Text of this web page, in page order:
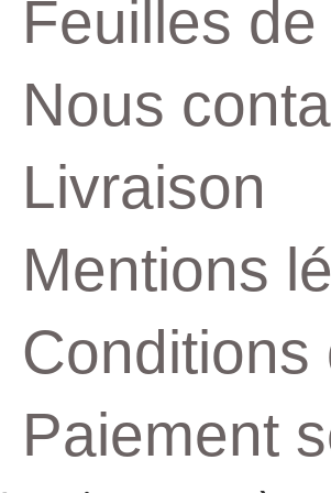
Feuilles
Nous
Livraison
Mentions
Conditions
Paiement